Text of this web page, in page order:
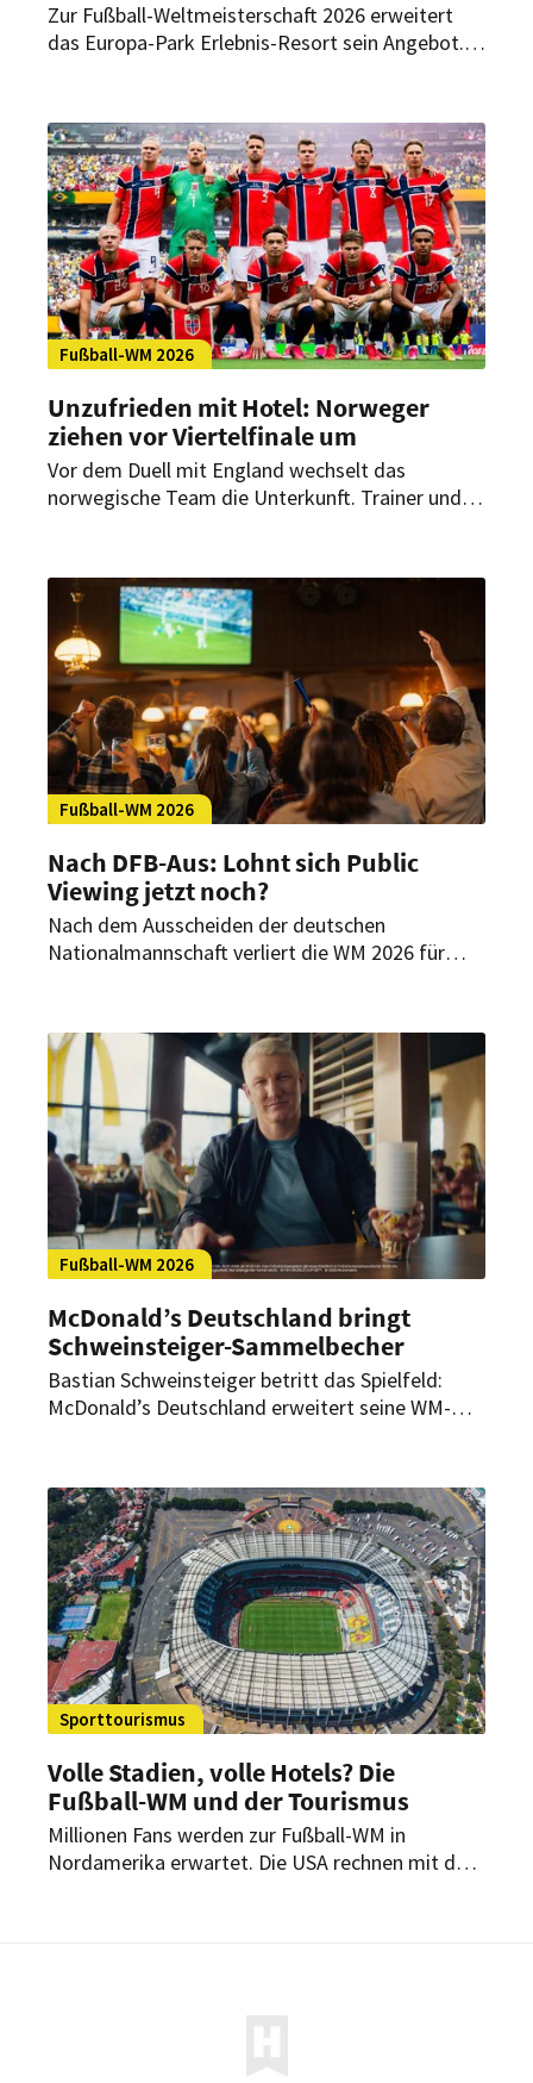
Zur Fußball-Weltmeisterschaft 2026 erweitert
das Europa-Park Erlebnis-Resort sein Angebot.
verfolgen.
Fußball-WM 2026
Unzufrieden mit Hotel: Norweger
ziehen vor Viertelfinale um
Vor dem Duell mit England wechselt das
norwegische Team die Unterkunft. Trainer und
seinem Tross.
Fußball-WM 2026
Nach DFB-Aus: Lohnt sich Public
Viewing jetzt noch?
Nach dem Ausscheiden der deutschen
Nationalmannschaft verliert die WM 2026 für
trotzdem weiter lohnen – aber nur, wenn
Nachfrage, Personal und Kosten realistisch
kalkuliert werden.
Fußball-WM 2026
McDonald’s Deutschland bringt
Schweinsteiger-Sammelbecher
Bastian Schweinsteiger betritt das Spielfeld:
McDonald’s Deutschland erweitert seine WM-
Berlin ist zudem ein nächtliches Public Viewing
im Pyjama geplant.
Sporttourismus
Volle Stadien, volle Hotels? Die
Fußball-WM und der Tourismus
Millionen Fans werden zur Fußball-WM in
Nordamerika erwartet. Die USA rechnen mit dem